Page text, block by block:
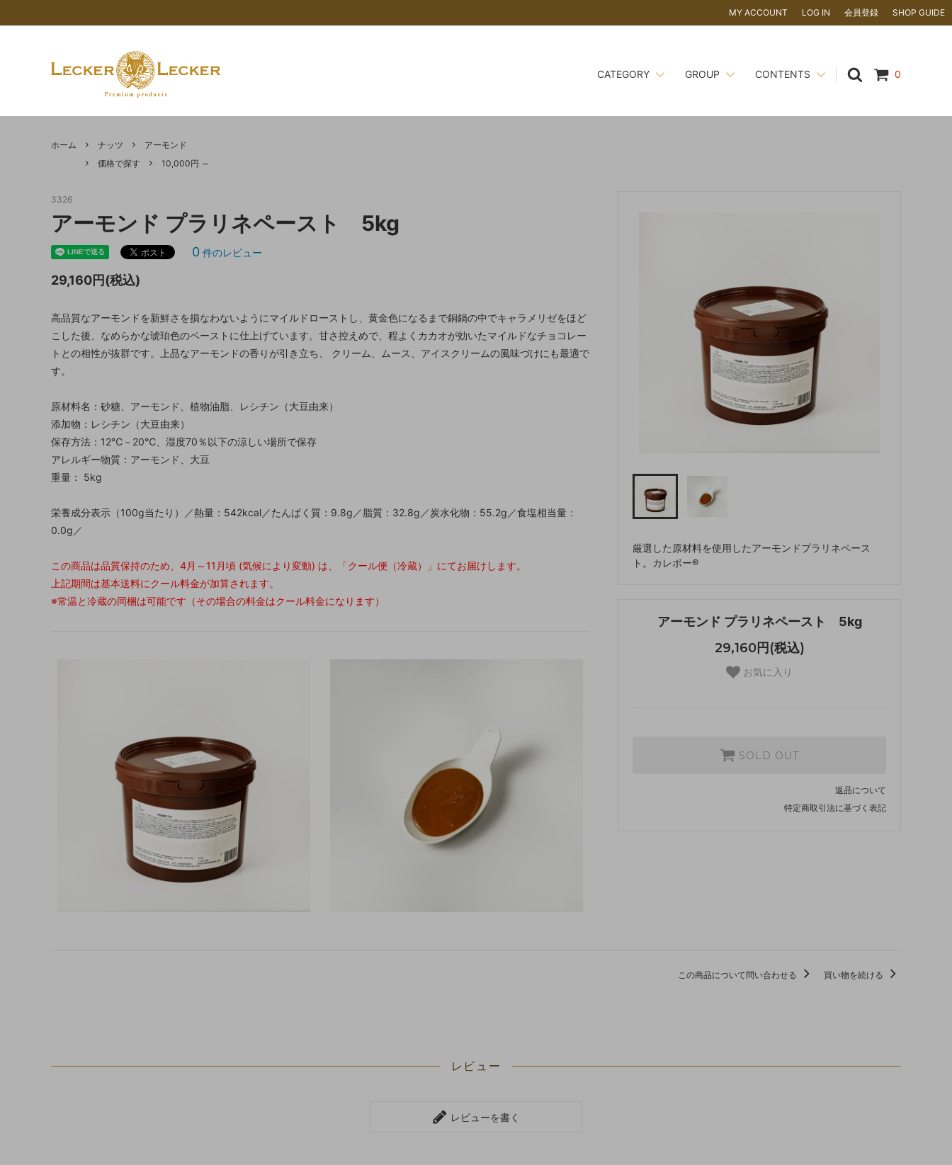
SHOP GUIDE
会員登録
LOG IN
MY ACCOUNT
0
CATEGORY
マロン 栗
GROUP
APTUNION
CONTENTS
【重要なお知らせ】年末年始休業期間に
食品の健康チェックー賞味期限設定のサ
ポートを行いますー
クーベルチュールチョコレートとは
ホーム ナッツ
アーモンド
価格で探す
10,000円 ～
厳選した原材料を使用したアーモンドプラリネペース
ト。カレボー®
アーモンド プラリネペースト 5kg
29,160円(税込)
お気に入り
SOLD OUT
返品について
特定商取引法に基づく表記
3326
アーモンド プラリネペースト 5kg
0 件のレビュー
29,160円(税込)
高品質なアーモンドを新鮮さを損なわないようにマイルドローストし、黄金色になるまで銅鍋の中でキャラメリゼをほど
こした後、なめらかな琥珀色のペーストに仕上げています。甘さ控えめで、程よくカカオが効いたマイルドなチョコレー
トとの相性が抜群です。上品なアーモンドの香りが引き立ち、 クリーム、ムース、アイスクリームの風味づけにも最適で
す。
原材料名：砂糖、アーモンド、植物油脂、レシチン（大豆由来）
添加物：レシチン（大豆由来）
保存方法：12℃－20℃、湿度70％以下の涼しい場所で保存
アレルギー物質：アーモンド、大豆
重量： 5kg
栄養成分表示（100g当たり）／熱量：542kcal／たんぱく質：9.8g／脂質：32.8g／炭水化物：55.2g／食塩相当量：
0.0g／
この商品は品質保持のため、4月～11月頃 (気候により変動) は、「クール便（冷蔵）」にてお届けします。
上記期間は基本送料にクール料金が加算されます。
※常温と冷蔵の同梱は可能です（その場合の料金はクール料金になります）
この商品について問い合わせる 買い物を続ける
レビュー
レビューを書く